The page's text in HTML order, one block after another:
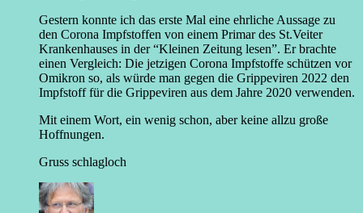
Gestern konnte ich das erste Mal eine ehrliche Aussage zu
den Corona Impfstoffen von einem Primar des St.Veiter
Krankenhauses in der “Kleinen Zeitung lesen”. Er brachte
einen Vergleich: Die jetzigen Corona Impfstoffe schützen vor
Omikron so, als würde man gegen die Grippeviren 2022 den
Impfstoff für die Grippeviren aus dem Jahre 2020 verwenden.
Mit einem Wort, ein wenig schon, aber keine allzu große
Hoffnungen.
Gruss schlagloch